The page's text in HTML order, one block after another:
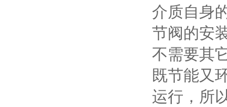
介质自身
节阀的安
不需要其
既节能又
运行，所